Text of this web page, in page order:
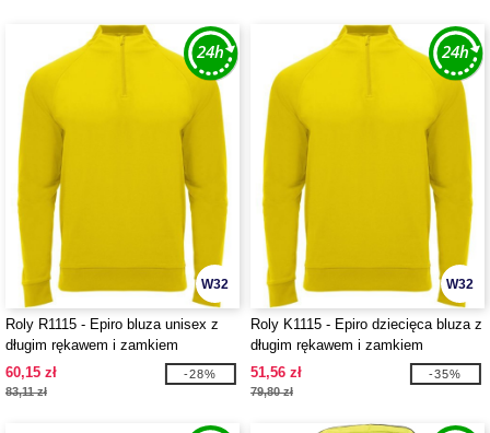
W32
Roly R1115 - Epiro bluza unisex z
długim rękawem i zamkiem
błyskawicznym 1/4
60,15 zł
83,11 zł
-28%
W32
Roly K1115 - Epiro dziecięca bluza z
długim rękawem i zamkiem
błyskawicznym 1/4
51,56 zł
79,80 zł
-35%